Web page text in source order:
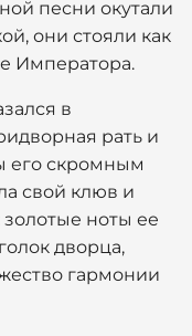
песни окутали
они стояли как
Императора.
в
рать и
его скромным
свой клюв и
ноты ее
дворца,
гармонии